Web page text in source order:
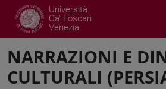
Università
Ca' Foscari
Venezia
NARRAZIONI E
CULTURALI